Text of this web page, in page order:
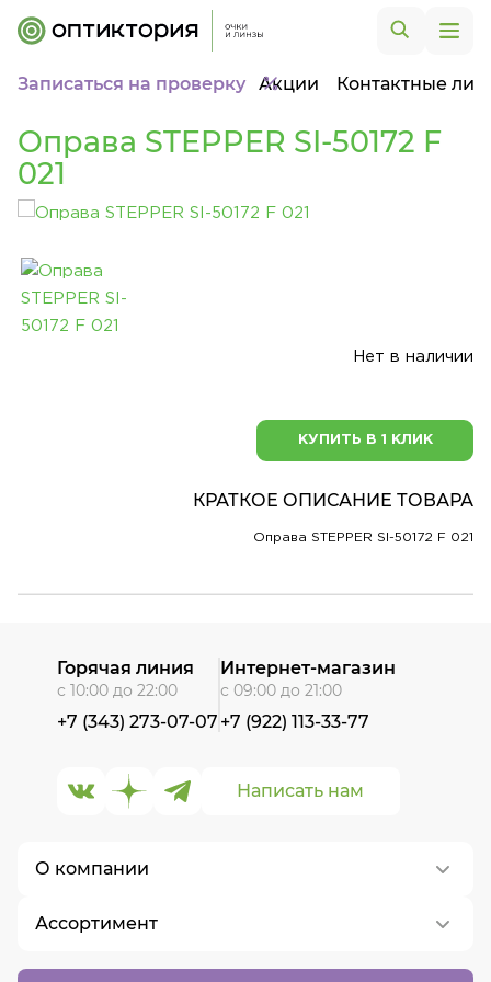
Записаться на проверку Акции Контактные
Оправа STEPPER SI-50172 F
021
Нет в наличии
КУПИТЬ В 1 КЛИК
КРАТКОЕ ОПИСАНИЕ ТОВАРА
Оправа STEPPER SI-50172 F 021
О компании
О нас
Контакты
Ассортимент
Написать нам
Горячая линия
с 10:00 до 22:00
+7 (343) 273-07-07
Интернет-магазин
с 09:00 до 21:00
+7 (922) 113-33-77